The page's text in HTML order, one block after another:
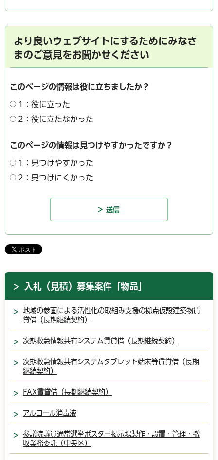
より良いウェブサイトにするためにみなさ
まのご意見をお聞かせください
このページの情報は役に立ちましたか？
1：役に立った
2：役に立たなかった
このページの情報は見つけやすかったですか？
1：見つけやすかった
2：見つけにくかった
入札（見積）募集案件「物品」
地域の参画による活性化の取組み支援の拠点仮設建築物賃
貸借（長期継続契約）
次期救急情報共有システム賃貸借（長期継続契約）
次期救急情報共有システムタブレット端末等賃貸借（長期
継続契約）
FAX賃貸借（長期継続契約）
アルコール消毒液
参議院議員通常選挙ポスター掲示場製作・設置・管理・撤
収業務委託（中央区）